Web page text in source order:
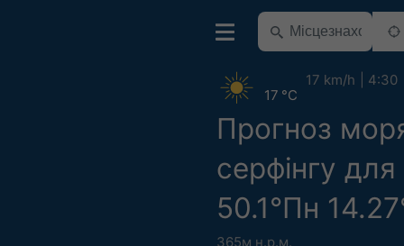
Прогноз
серфінгу для
50.1°Пн
365м н.р.м.
17 °C
17 km/h 4:30